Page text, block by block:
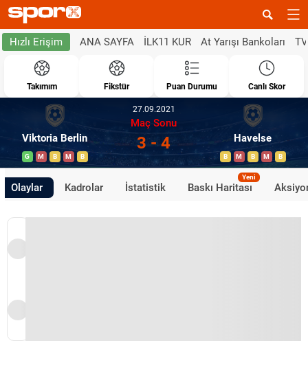
Hızlı Erişim ANA SAYFA İLK11 KUR At Yarışı Bankoları
Takımım Fikstür Puan Durumu Canlı Skor
Viktoria Berlin
G M B M B
27.09.2021
Maç Sonu
3 - 4 Havelse
B M B M B
Olaylar Kadrolar İstatistik Baskı Haritası
Yeni